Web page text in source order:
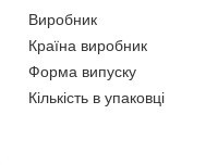
Виробник
Країна виробник
Форма випуску
Кількість в упаковці